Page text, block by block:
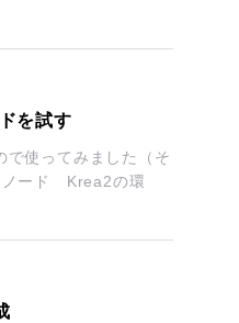
を試す
で使ってみました（そ
ノード Krea2の環